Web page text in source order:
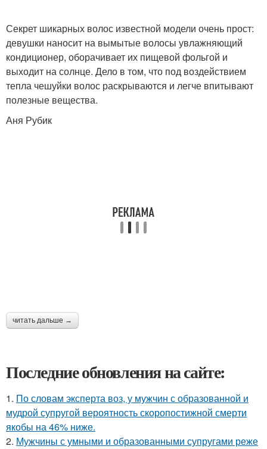
Секрет шикарных волос известной модели очень прост:
девушки наносит на вымытые волосы увлажняющий
кондиционер, оборачивает их пищевой фольгой и
выходит на солнце. Дело в том, что под воздействием
тепла чешуйки волос раскрываются и легче впитывают
полезные вещества.
Аня Рубик
читать дальше →
Последние обновления на сайте:
1. По словам эксперта воз, у мужчин с образованной и
мудрой супругой вероятность скоропостижной смерти
якобы на 46% ниже.
2. Мужчины с умными и образованными супругами реже